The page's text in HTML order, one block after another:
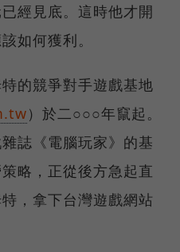
經見底。這時他才開
如何獲利。
的競爭對手遊戲基地
）於二○○○年竄起。
誌《電腦玩家》的基
略，正從後方急起直
，拿下台灣遊戲網站